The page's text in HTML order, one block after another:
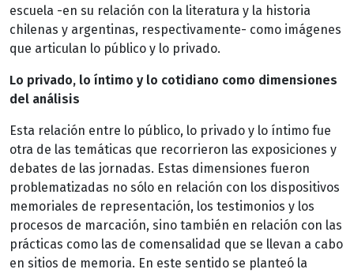
escuela -en su relación con la literatura y la historia
chilenas y argentinas, respectivamente- como imágenes
que articulan lo público y lo privado.
Lo privado, lo íntimo y lo cotidiano como dimensiones
del análisis
Esta relación entre lo público, lo privado y lo íntimo fue
otra de las temáticas que recorrieron las exposiciones y
debates de las jornadas. Estas dimensiones fueron
problematizadas no sólo en relación con los dispositivos
memoriales de representación, los testimonios y los
procesos de marcación, sino también en relación con las
prácticas como las de comensalidad que se llevan a cabo
en sitios de memoria. En este sentido se planteó la